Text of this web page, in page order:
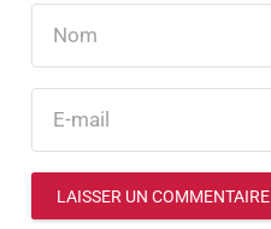
LAISSER UN COMMENTAIRE